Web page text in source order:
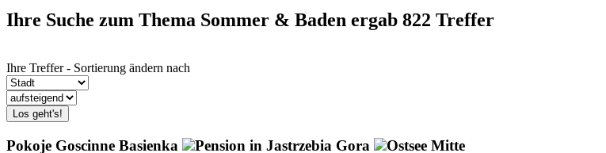
Ihre Suche zum Thema Sommer & Baden ergab 822 Treffer
Ihre Treffer - Sortierung ändern nach
Los geht's!
Pokoje Goscinne Basienka Pension in Jastrzebia Gora Ostsee Mitte